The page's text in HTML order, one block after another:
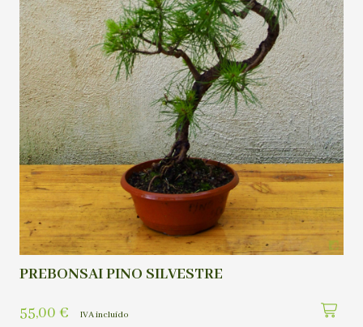
PREBONSAI PINO SILVESTRE
55,00 € IVA incluído